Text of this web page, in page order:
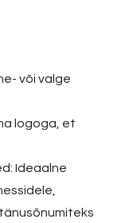
või valge
logoga, et
Ideaalne